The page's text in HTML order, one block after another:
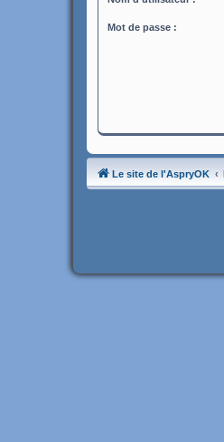
Mot de passe :
Le site de l'AspryOK